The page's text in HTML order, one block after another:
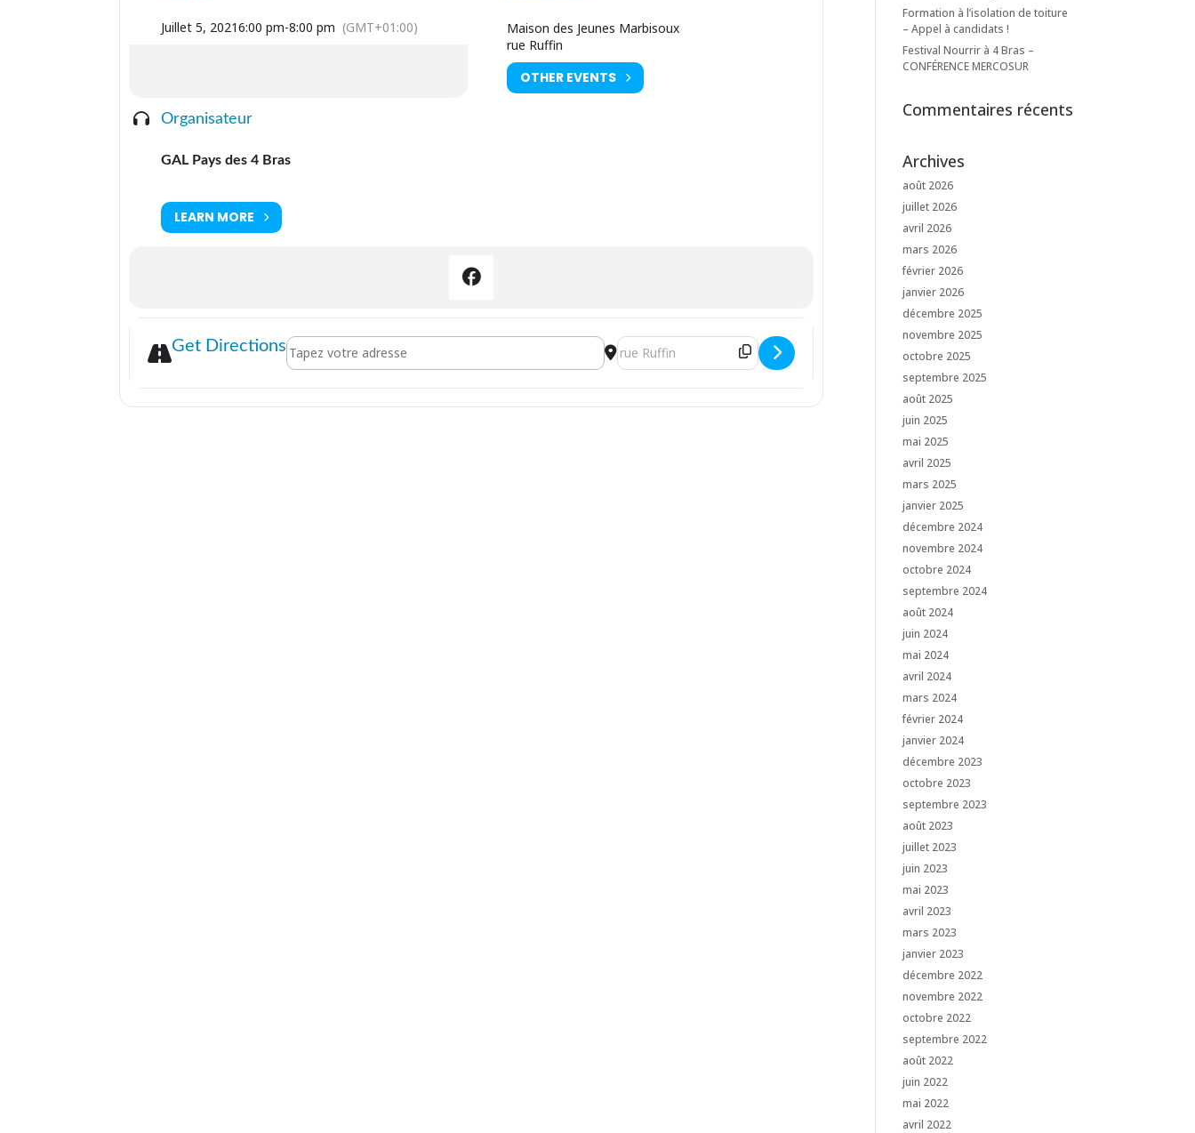
Juillet 5, 20216:00 pm-8:00 pm (GMT+01:00)
Maison des Jeunes Marbisoux
rue Ruffin
OTHER EVENTS
Organisateur
GAL Pays des 4 Bras
LEARN MORE
Get DirectionsAddress - Apéro de l'autopartage [90RjwEBTQ] Destination Address - Apéro de l'autopartage [w8qITPoCh]
Formation à l’isolation de toiture
– Appel à candidats !
Festival Nourrir à 4 Bras –
CONFÉRENCE MERCOSUR
Commentaires récents
Archives
août 2026
juillet 2026
avril 2026
mars 2026
février 2026
janvier 2026
décembre 2025
novembre 2025
octobre 2025
septembre 2025
août 2025
juin 2025
mai 2025
avril 2025
mars 2025
janvier 2025
décembre 2024
novembre 2024
octobre 2024
septembre 2024
août 2024
juin 2024
mai 2024
avril 2024
mars 2024
février 2024
janvier 2024
décembre 2023
octobre 2023
septembre 2023
août 2023
juillet 2023
juin 2023
mai 2023
avril 2023
mars 2023
janvier 2023
décembre 2022
novembre 2022
octobre 2022
septembre 2022
août 2022
juin 2022
mai 2022
avril 2022